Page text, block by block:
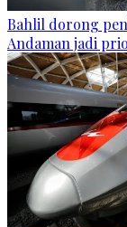
Bahlil dorong
Andaman jadi